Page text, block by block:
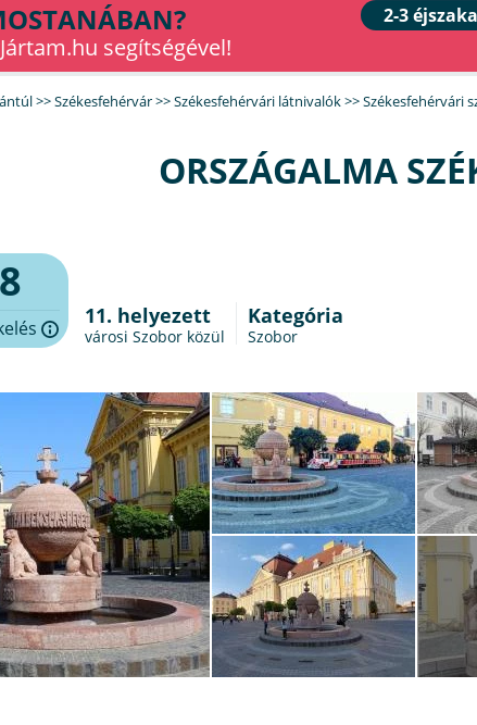
segítségével!
2-3 éjszaka
>>Székesfehérvár>>Székesfehérvári látnivalók>>Székesfehérvári
ORSZÁGALMA
8
11. helyezett
városi Szobor közül
Kategória
Szobor